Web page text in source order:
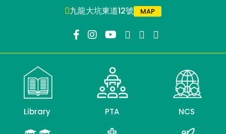
九龍大坑東道12號
MAP
Library PTA NCS